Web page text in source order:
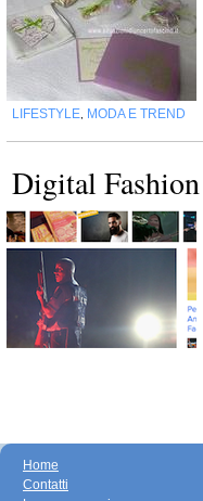
LIFESTYLE MODA E TREND
Digital
Home
Contatti